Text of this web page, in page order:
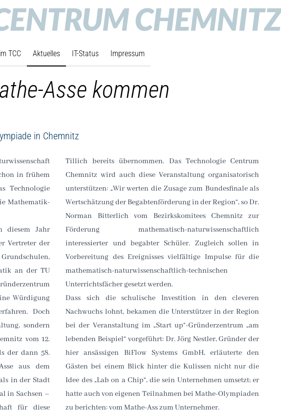
TCC Aktuelles IT-Status Impressum
Asse kommen
in Chemnitz
in frühem
Technologie
Mathematik-
diesem Jahr
Vertreter der
an der TU
Doch
sondern
vom 12.
der dann 58.
aus dem
in der Stadt
in Sachsen –
für diese
Tillich bereits übernommen. Das Technologie Centrum
Chemnitz wird auch diese Veranstaltung organisatorisch
unterstützen: „Wir werten die Zusage zum Bundesfinale als
Wertschätzung der Begabtenförderung in der Region“, so Dr.
Norman Bitterlich vom Bezirkskomitees Chemnitz zur
sollen in
für die
Unterrichtsfächer gesetzt werden.
Dass sich die schulische Investition in den cleveren
Nachwuchs lohnt, bekamen die Unterstützer in der Region
bei der Veranstaltung im „Start up“-Gründerzentrum „am
lebenden Beispiel“ vorgeführt: Dr. Jörg Nestler, Gründer der
hier ansässigen BiFlow Systems GmbH, erläuterte den
Gästen bei einem Blick hinter die Kulissen nicht nur die
Idee des „Lab on a Chip“, die sein Unternehmen umsetzt; er
hatte auch von eigenen Teilnahmen bei Mathe-Olympiaden
zu berichten: vom Mathe-Ass zum Unternehmer.